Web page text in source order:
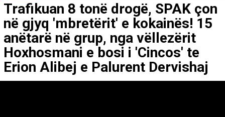
Trafikuan 8 tonë drogë, SPAK çon
në gjyq 'mbretërit' e kokainës! 15
anëtarë në grup, nga vëllezërit
Hoxhosmani e bosi i 'Cincos' te
Erion Alibej e Palurent Dervishaj